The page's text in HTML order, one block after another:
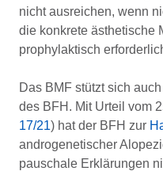
nicht ausreichen, wenn
die konkrete ästhetische
prophylaktisch
Das BMF stützt sich
des BFH. Mit Urteil vom
17/21) hat der BFH zur
androgenetischer
pauschale Erklärungen